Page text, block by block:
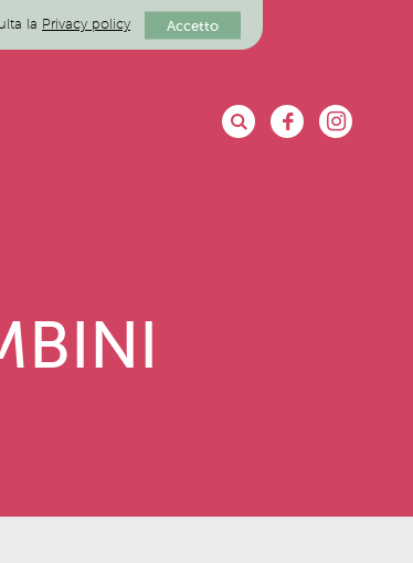
la Privacy policy Accetto